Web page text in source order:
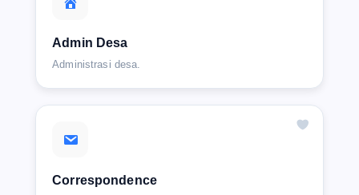
Admin Desa
Administrasi desa.
Correspondence